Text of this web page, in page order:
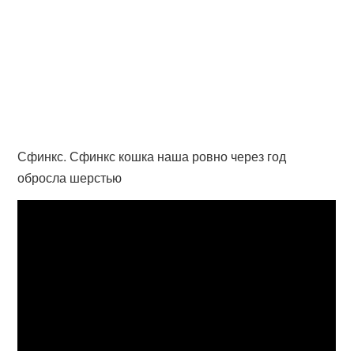
Сфинкс. Сфинкс кошка наша ровно через год
обросла шерстью